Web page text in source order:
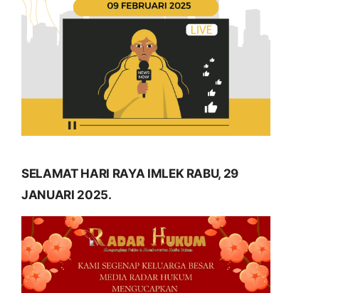
SELAMAT HARI RAYA IMLEK RABU, 29
JANUARI 2025.